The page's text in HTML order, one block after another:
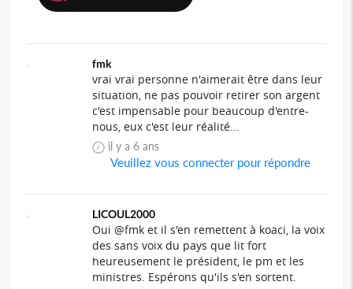
fmk
vrai vrai personne n'aimerait être dans leur
situation, ne pas pouvoir retirer son argent
c'est impensable pour beaucoup d'entre-
nous, eux c'est leur réalité...
il y a 6 ans
Veuillez vous connecter pour répondre
LICOUL2000
Oui @fmk et il s'en remettent à koaci, la voix
des sans voix du pays que lit fort
heureusement le président, le pm et les
ministres. Espérons qu'ils s'en sortent.